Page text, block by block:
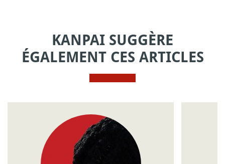
KANPAI SUGGÈRE
ÉGALEMENT CES ARTICLES